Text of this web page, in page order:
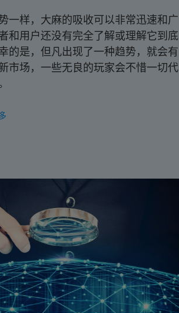
一样，大麻的吸收可以非常迅速和广
和用户还没有完全了解或理解它到底
的是，但凡出现了一种趋势，就会有
市场，一些无良的玩家会不惜一切代